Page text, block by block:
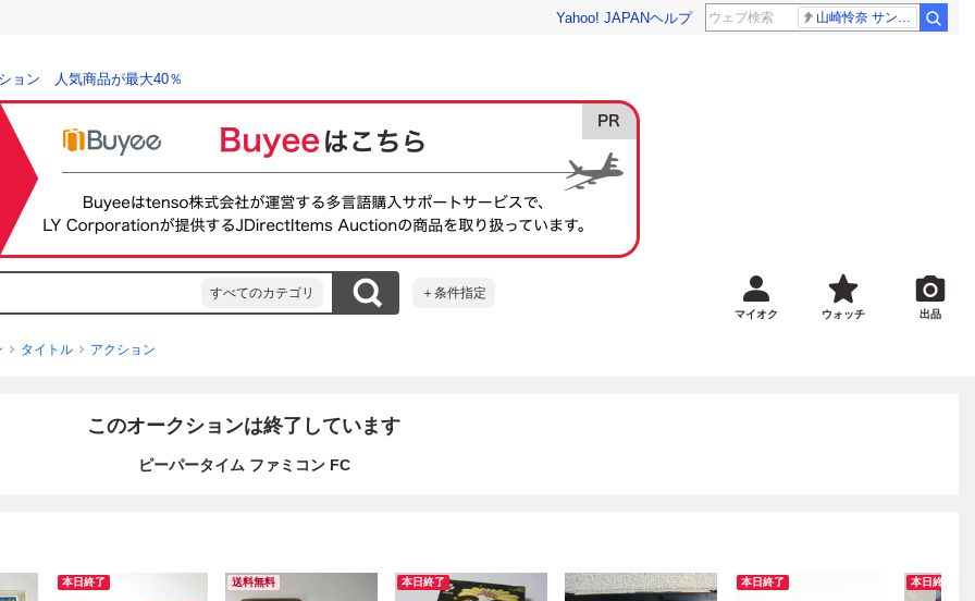
Yahoo! JAPANヘルプ 山崎怜奈 サンジャポ
ョン 人気商品が最大40％
すべてのカテゴリ ＋条件指定
マイオク ウォッチ 出品
タイトル アクション
このオークションは終了しています
ピーパータイム ファミコン FC
本日終了 送料無料 本日終了 本日終了 本日終了